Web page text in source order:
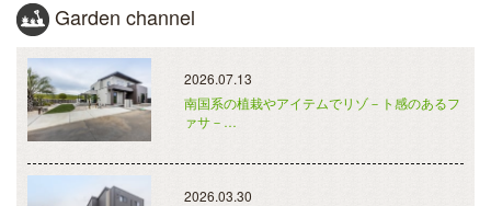
Garden channel
2026.07.13
南国系の植栽やアイテムでリゾ－ト感のあるフ
ァサ－…
2026.03.30